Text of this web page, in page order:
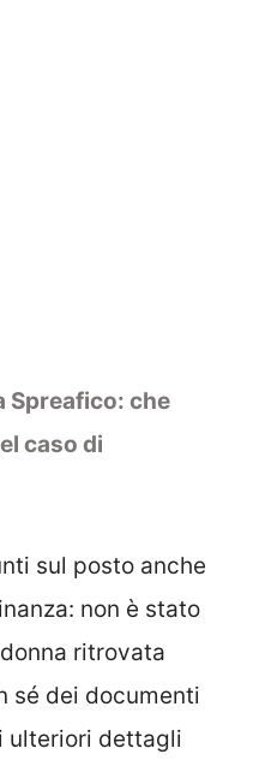
Spreafico: che
caso di
sul posto anche
non è stato
ritrovata
sé dei documenti
ulteriori dettagli